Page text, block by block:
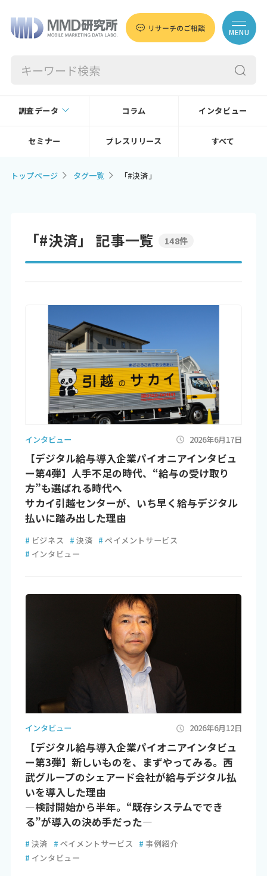
リサーチのご相談 MENU
調査データ コラム インタビュー
セミナー プレスリリース すべて
トップページ タグ一覧 「#決済」
「#決済」 記事一覧 148件
インタビュー 2026年6月17日
【デジタル給与導入企業パイオニアインタビュ
ー第4弾】人手不足の時代、“給与の受け取り
方”も選ばれる時代へ
サカイ引越センターが、いち早く給与デジタル
払いに踏み出した理由
# ビジネス # 決済 # ペイメントサービス
# インタビュー
インタビュー 2026年6月12日
【デジタル給与導入企業パイオニアインタビュ
ー第3弾】新しいものを、まずやってみる。西
武グループのシェアード会社が給与デジタル払
いを導入した理由
―検討開始から半年。“既存システムででき
る”が導入の決め手だった―
# 決済 # ペイメントサービス # 事例紹介
# インタビュー